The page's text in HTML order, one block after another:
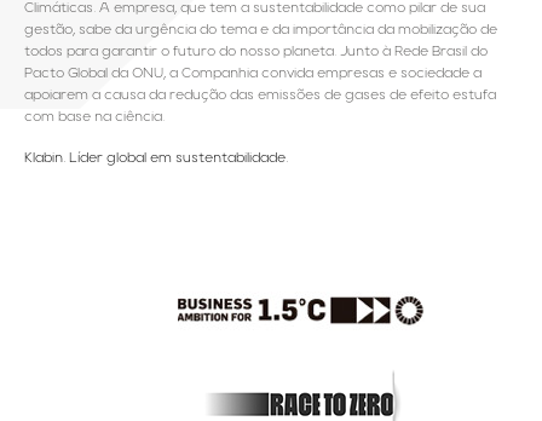
Climáticas. A empresa, que tem a sustentabilidade como pilar de sua
gestão, sabe da urgência do tema e da importância da mobilização de
todos para garantir o futuro do nosso planeta. Junto à Rede Brasil do
Pacto Global da ONU, a Companhia convida empresas e sociedade a
apoiarem a causa da redução das emissões de gases de efeito estufa
com base na ciência.
Klabin. Líder global em sustentabilidade.